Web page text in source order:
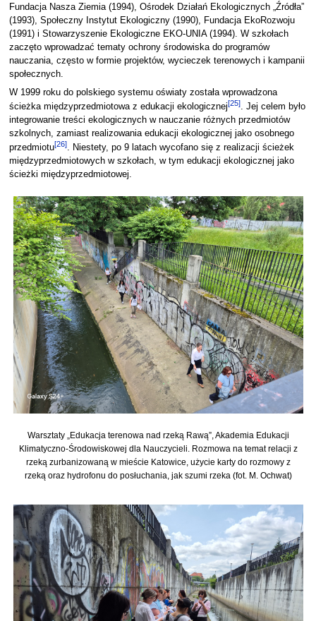
Fundacja Nasza Ziemia (1994), Ośrodek Działań Ekologicznych „Źródła”
(1993), Społeczny Instytut Ekologiczny (1990), Fundacja EkoRozwoju
(1991) i Stowarzyszenie Ekologiczne EKO-UNIA (1994). W szkołach
zaczęto wprowadzać tematy ochrony środowiska do programów
nauczania, często w formie projektów, wycieczek terenowych i kampanii
społecznych.
W 1999 roku do polskiego systemu oświaty została wprowadzona
ścieżka międzyprzedmiotowa z edukacji ekologicznej[25]. Jej celem było
integrowanie treści ekologicznych w nauczanie różnych przedmiotów
szkolnych, zamiast realizowania edukacji ekologicznej jako osobnego
przedmiotu[26]. Niestety, po 9 latach wycofano się z realizacji ścieżek
międzyprzedmiotowych w szkołach, w tym edukacji ekologicznej jako
ścieżki międzyprzedmiotowej.
Warsztaty „Edukacja terenowa nad rzeką Rawą”, Akademia Edukacji
Klimatyczno-Środowiskowej dla Nauczycieli. Rozmowa na temat relacji z
rzeką zurbanizowaną w mieście Katowice, użycie karty do rozmowy z
rzeką oraz hydrofonu do posłuchania, jak szumi rzeka (fot. M. Ochwat)